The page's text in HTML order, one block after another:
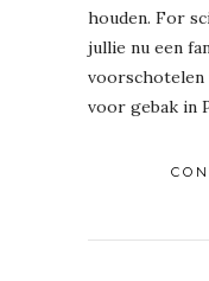
houden. For
jullie nu een
voor gebak in